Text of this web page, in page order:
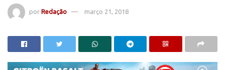
por Redação março 21, 2018